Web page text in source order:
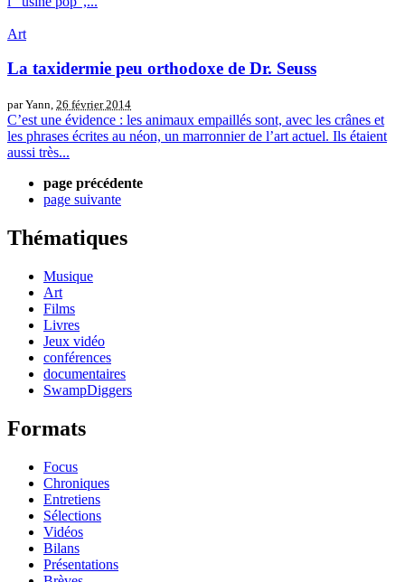
Art
La taxidermie peu orthodoxe de Dr. Seuss
par Yann, 26 février 2014
C’est une évidence : les animaux empaillés sont, avec les crânes et
les phrases écrites au néon, un marronnier de l’art actuel. Ils étaient
aussi très...
page précédente
page suivante
Thématiques
Musique
Art
Films
Livres
Jeux vidéo
conférences
documentaires
SwampDiggers
Formats
Focus
Chroniques
Entretiens
Sélections
Vidéos
Bilans
Présentations